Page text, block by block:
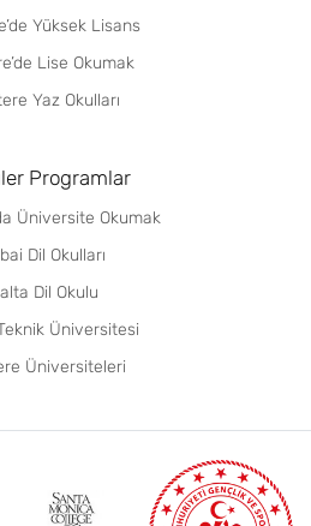
Yüksek Lisans
Lise Okumak
Yaz Okulları
Programlar
Üniversite Okumak
Dil Okulları
Dil Okulu
Üniversitesi
Üniversiteleri